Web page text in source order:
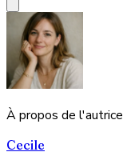
À propos de l'autrice
Cecile